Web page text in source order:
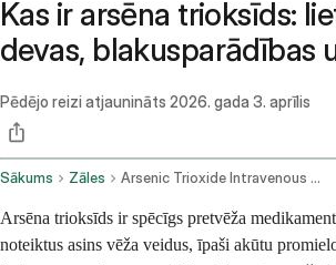
Kas ir arsēna trioksīds:
devas, blakusparādības
Pēdējo reizi atjaunināts 2026. gada 3. aprīlis
Sākums Zāles Arsenic Trioxide Intravenous Route
Arsēna trioksīds ir spēcīgs pretvēža
noteiktus asins vēža veidus, īpaši akūtu